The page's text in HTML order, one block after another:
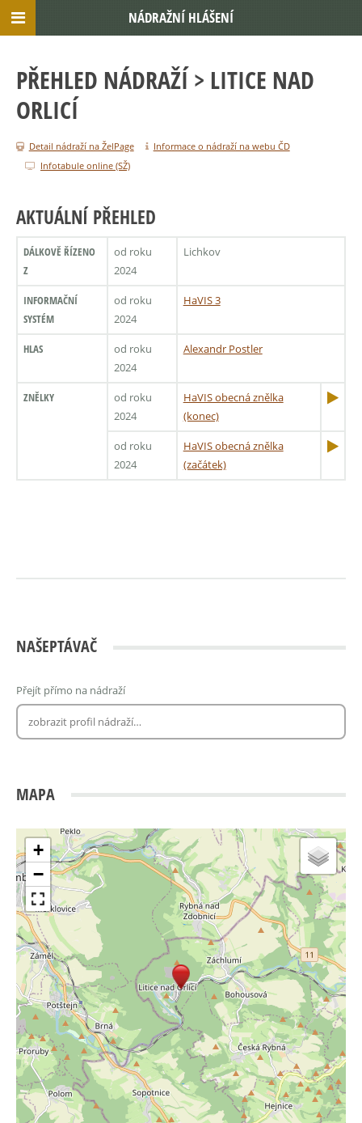
PŘEHLED NÁDRAŽÍ > LITICE NAD
ORLICÍ
Detail nádraží na ŽelPage
Informace o nádraží na webu ČD
Infotabule online (SŽ)
AKTUÁLNÍ PŘEHLED
DÁLKOVĚ ŘÍZENO
Z
od roku
2024
Lichkov
INFORMAČNÍ
SYSTÉM
od roku
2024
HaVIS 3
HLAS
od roku
2024
Alexandr Postler
ZNĚLKY
od roku
2024
HaVIS obecná znělka
(konec)
od roku
2024
HaVIS obecná znělka
(začátek)
NAŠEPTÁVAČ
Přejít přímo na nádraží
MAPA
+
−
NÁDRAŽNÍ HLÁŠENÍ